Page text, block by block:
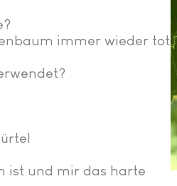
immer wieder
ist und mir das harte